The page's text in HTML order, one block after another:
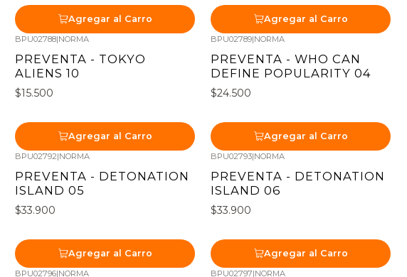
Agregar al Carro Agregar al Carro
BPU02788|NORMA
PREVENTA - TOKYO
ALIENS 10
$15.500
Agregar al Carro
BPU02789|NORMA
PREVENTA - WHO CAN
DEFINE POPULARITY 04
$24.500
Agregar al Carro
BPU02792|NORMA
PREVENTA - DETONATION
ISLAND 05
$33.900
Agregar al Carro
BPU02793|NORMA
PREVENTA - DETONATION
ISLAND 06
$33.900
Agregar al Carro
BPU02796|NORMA BPU02797|NORMA